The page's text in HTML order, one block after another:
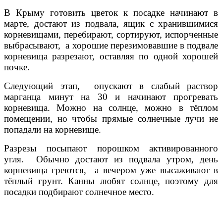
В Крыму готовить цветок к посадке начинают в
марте, достают из подвала, ящик с хранившимися
корневищами, перебирают, сортируют, испорченные
выбрасывают, а хорошие перезимовавшие в подвале
корневища разрезают, оставляя по одной хорошей
почке.
Следующий этап, опускают в слабый раствор
марганца минут на 30 и начинают прогревать
корневища. Можно на солнце, можно в тёплом
помещении, но чтобы прямые солнечные лучи не
попадали на корневище.
Разрезы посыпают порошком активированного
угля. Обычно достают из подвала утром, день
корневища греются, а вечером уже высаживают в
тёплый грунт. Канны любят солнце, поэтому для
посадки подбирают солнечное место.